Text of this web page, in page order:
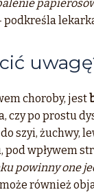
podkreśla
choroby, jest
czy po prostu
szyi, żuchwy,
pod wpływem
powinny one
może również